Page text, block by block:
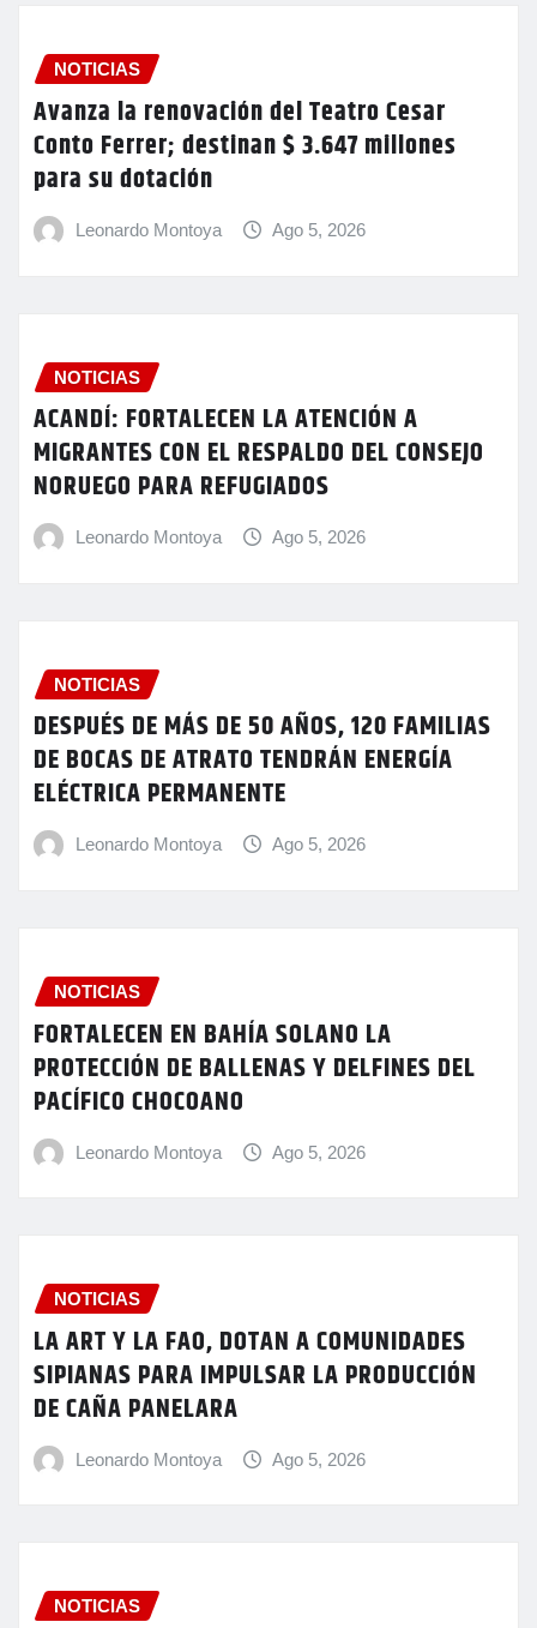
NOTICIAS
Avanza la renovación del Teatro Cesar
Conto Ferrer; destinan $ 3.647 millones
para su dotación
Leonardo Montoya Ago 5, 2026
NOTICIAS
ACANDÍ: FORTALECEN LA ATENCIÓN A
MIGRANTES CON EL RESPALDO DEL CONSEJO
NORUEGO PARA REFUGIADOS
Leonardo Montoya Ago 5, 2026
NOTICIAS
DESPUÉS DE MÁS DE 50 AÑOS, 120 FAMILIAS
DE BOCAS DE ATRATO TENDRÁN ENERGÍA
ELÉCTRICA PERMANENTE
Leonardo Montoya Ago 5, 2026
NOTICIAS
FORTALECEN EN BAHÍA SOLANO LA
PROTECCIÓN DE BALLENAS Y DELFINES DEL
PACÍFICO CHOCOANO
Leonardo Montoya Ago 5, 2026
NOTICIAS
LA ART Y LA FAO, DOTAN A COMUNIDADES
SIPIANAS PARA IMPULSAR LA PRODUCCIÓN
DE CAÑA PANELARA
Leonardo Montoya Ago 5, 2026
NOTICIAS